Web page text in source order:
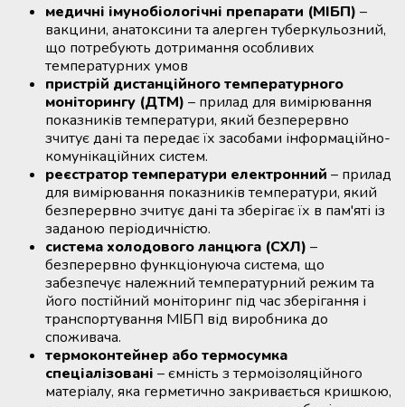
медичні імунобіологічні препарати (МІБП) –
вакцини, анатоксини та алерген туберкульозний,
що потребують дотримання особливих
температурних умов
пристрій дистанційного температурного
моніторингу (ДТМ) – прилад для вимірювання
показників температури, який безперервно
зчитує дані та передає їх засобами інформаційно-
комунікаційних систем.
реєстратор температури електронний – прилад
для вимірювання показників температури, який
безперервно зчитує дані та зберігає їх в пам'яті із
заданою періодичністю.
система холодового ланцюга (СХЛ) –
безперервно функціонуюча система, що
забезпечує належний температурний режим та
його постійний моніторинг під час зберігання і
транспортування МІБП від виробника до
споживача.
термоконтейнер або термосумка
спеціалізовані – ємність з термоізоляційного
матеріалу, яка герметично закривається кришкою,